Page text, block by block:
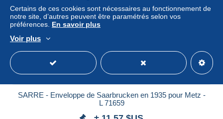
SARRE - Enveloppe de Saarbrucken en 1935 pour Metz -
L 71659
Certains de ces cookies sont nécessaires au fonctionnement de
notre site, d’autres peuvent être paramétrés selon vos
préférences. En savoir plus
Voir plus